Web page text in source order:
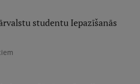
studentu Iepazīšanās